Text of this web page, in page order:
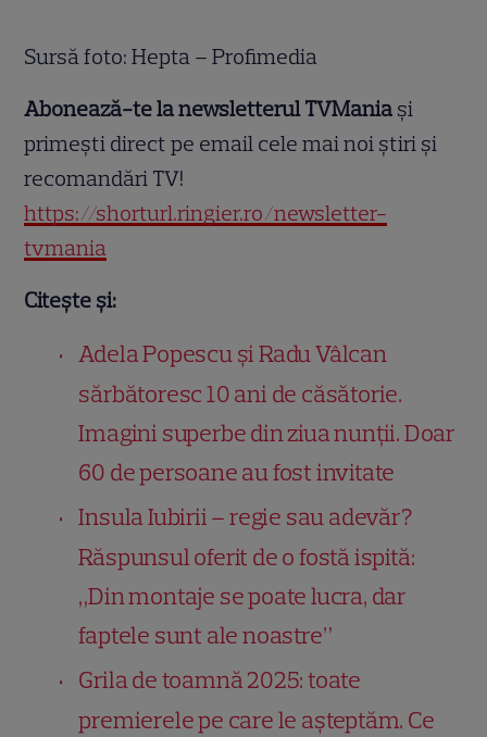
Sursă foto: Hepta – Profimedia
Abonează-te la newsletterul TVMania și
primești direct pe email cele mai noi știri și
recomandări TV!
https://shorturl.ringier.ro/newsletter-
tvmania
Citește și:
Adela Popescu și Radu Vâlcan
sărbătoresc 10 ani de căsătorie.
Imagini superbe din ziua nunții. Doar
60 de persoane au fost invitate
Insula Iubirii – regie sau adevăr?
Răspunsul oferit de o fostă ispită:
„Din montaje se poate lucra, dar
faptele sunt ale noastre”
Grila de toamnă 2025: toate
premierele pe care le așteptăm. Ce